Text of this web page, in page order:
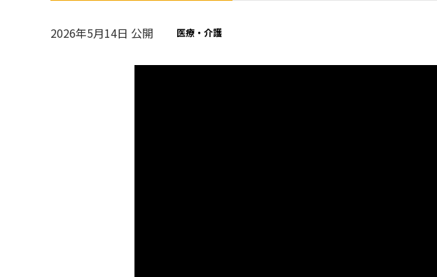
2026年5月14日 公開 医療・介護